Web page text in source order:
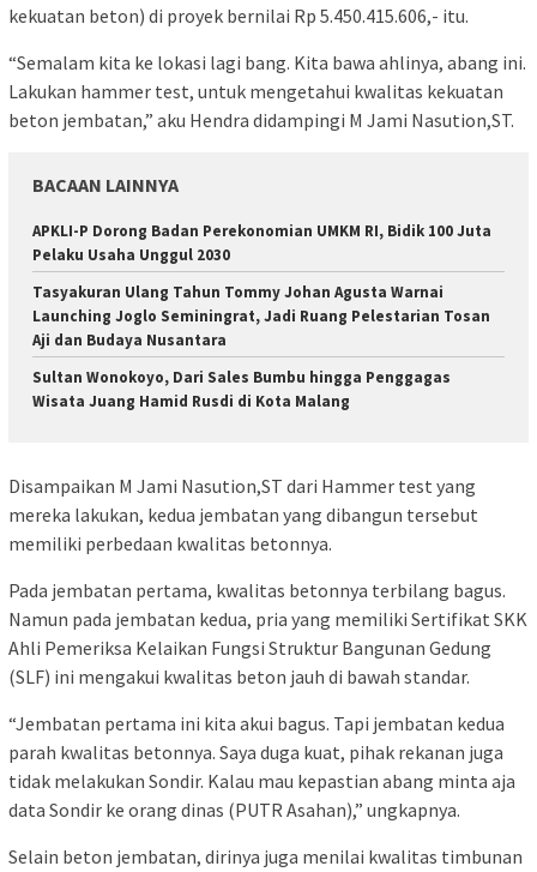
kekuatan beton) di proyek bernilai Rp 5.450.415.606,- itu.
“Semalam kita ke lokasi lagi bang. Kita bawa ahlinya, abang ini.
Lakukan hammer test, untuk mengetahui kwalitas kekuatan
beton jembatan,” aku Hendra didampingi M Jami Nasution,ST.
BACAAN LAINNYA
APKLI-P Dorong Badan Perekonomian UMKM RI, Bidik 100 Juta
Pelaku Usaha Unggul 2030
Tasyakuran Ulang Tahun Tommy Johan Agusta Warnai
Launching Joglo Seminingrat, Jadi Ruang Pelestarian Tosan
Aji dan Budaya Nusantara
Sultan Wonokoyo, Dari Sales Bumbu hingga Penggagas
Wisata Juang Hamid Rusdi di Kota Malang
Disampaikan M Jami Nasution,ST dari Hammer test yang
mereka lakukan, kedua jembatan yang dibangun tersebut
memiliki perbedaan kwalitas betonnya.
Pada jembatan pertama, kwalitas betonnya terbilang bagus.
Namun pada jembatan kedua, pria yang memiliki Sertifikat SKK
Ahli Pemeriksa Kelaikan Fungsi Struktur Bangunan Gedung
(SLF) ini mengakui kwalitas beton jauh di bawah standar.
“Jembatan pertama ini kita akui bagus. Tapi jembatan kedua
parah kwalitas betonnya. Saya duga kuat, pihak rekanan juga
tidak melakukan Sondir. Kalau mau kepastian abang minta aja
data Sondir ke orang dinas (PUTR Asahan),” ungkapnya.
Selain beton jembatan, dirinya juga menilai kwalitas timbunan